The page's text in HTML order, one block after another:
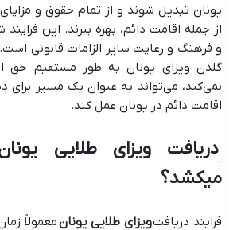
یونان تبدیل شوند و از تمام حقوق و
از جمله اقامت دائم، بهره ببرند. این
و فرهنگ و رعایت سایر الزامات قانونی است.
گلدن ویزای یونان به طور مستقیم حق
نمی‌کند، می‌تواند به عنوان یک مسیر برای
اقامت دائم در یونان عمل کند.
دریافت ویزای طلایی
میکشد؟
فرایند دریافتویزای طلایی یونانمعمولاً